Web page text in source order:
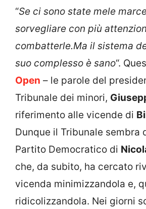
“Se ci sono state mele
sorvegliare con più
combatterle.Ma il sistema
suo complesso è sano“.
Open – le parole del
Tribunale dei minori,
riferimento alle vicende di
Dunque il Tribunale sembra
Partito Democratico di
che, da subito, ha cercato
vicenda minimizzandola e,
ridicolizzandola. Nei giorni